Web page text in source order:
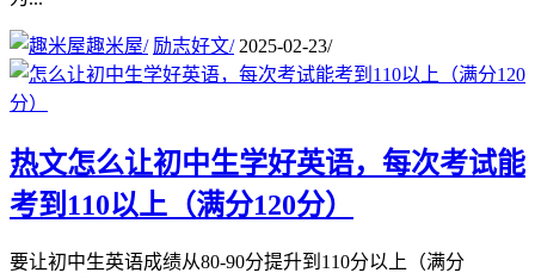
趣米屋/ 励志好文/ 2025-02-23/
热文怎么让初中生学好英语，每次考试能
考到110以上（满分120分）
要让初中生英语成绩从80-90分提升到110分以上（满分